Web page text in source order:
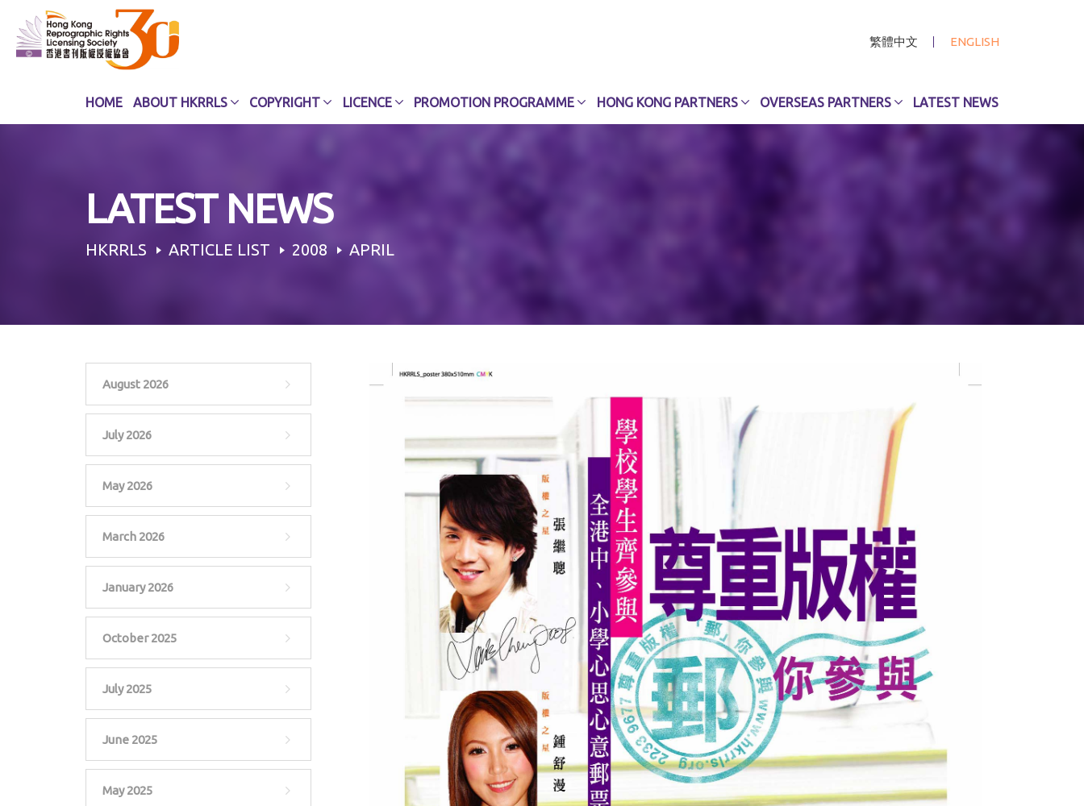
content
繁體中文 ENGLISH
HOME ABOUT HKRRLS COPYRIGHT LICENCE PROMOTION PROGRAMME HONG KONG PARTNERS OVERSEAS PARTNERS LATEST NEWS
LATEST NEWS
HKRRLS ARTICLE LIST 2008 APRIL
August 2026
July 2026
May 2026
March 2026
January 2026
October 2025
July 2025
June 2025
May 2025